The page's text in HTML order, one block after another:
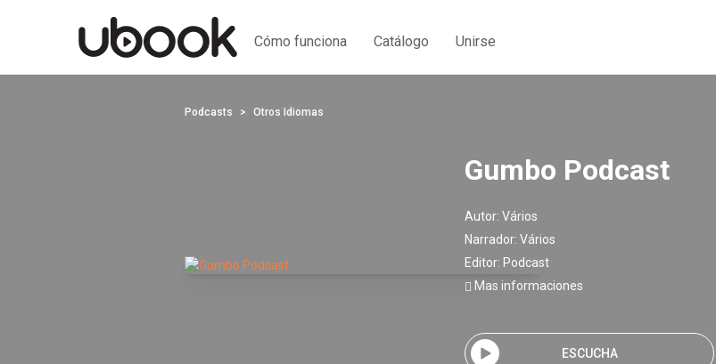
Cómo funciona Catálogo Unirse
Podcasts Otros Idiomas
Gumbo Podcast
Autor: Vários
Narrador: Vários
Editor: Podcast
Mas informaciones
ESCUCHA